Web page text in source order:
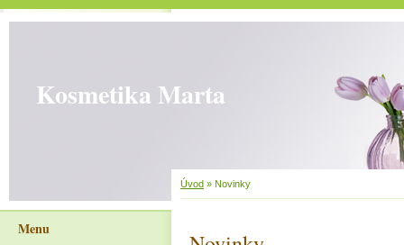
Kosmetika Marta
Úvod » Novinky
Menu